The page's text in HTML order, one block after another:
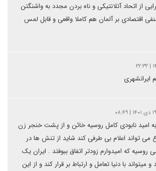
از اتحاد آتلانتیکی و ناه بردن مجدد به واشنگتن
اقتصادی بر آلمان هم کاملا واقعی و قابل لمس
ایرانشهری
۱۹ دی ۱۴۰۱ | ۰۸:۴۹
به امید نابودی کامل روسیه خائن و از پشت خنجر زن
می تواند اعلام بی طرفی کند شاید از تنش ها در
روسیه که امیدوارم زودتر اتفاق ببوفتد . ایران یک
با دنیا تعامل و ارتباط بر قرار کند و از این